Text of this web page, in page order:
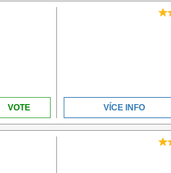
VOTE VÍCE INFO
WELCOME TO THE